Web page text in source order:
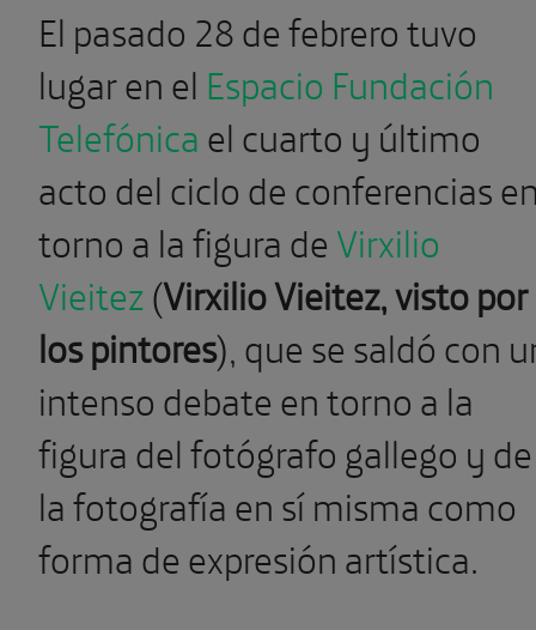
El pasado 28 de febrero tuvo
lugar en el Espacio Fundación
Telefónicael cuarto y último
acto del ciclo de conferencias
torno a la figura deVirxilio
Vieitez(Virxilio Vieitez, visto por
los pintores), que se saldó con
intenso debate en torno a la
figura del fotógrafo gallego y de
la fotografía en sí misma como
forma de expresión artística.